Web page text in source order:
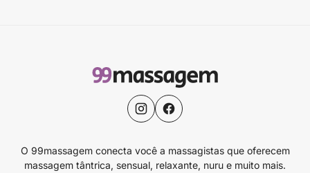
O 99massagem conecta você a massagistas que oferecem
massagem tântrica, sensual, relaxante, nuru e muito mais.